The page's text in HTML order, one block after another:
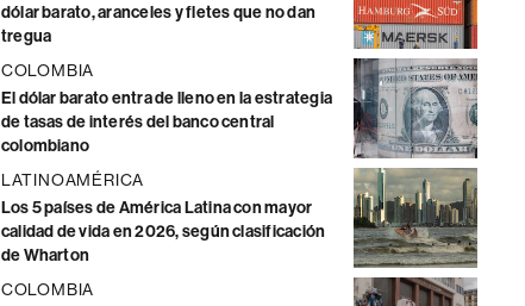
dólar barato, aranceles y fletes que no dan
tregua
COLOMBIA
El dólar barato entra de lleno en la estrategia
de tasas de interés del banco central
colombiano
LATINOAMÉRICA
Los 5 países de América Latina con mayor
calidad de vida en 2026, según clasificación
de Wharton
COLOMBIA